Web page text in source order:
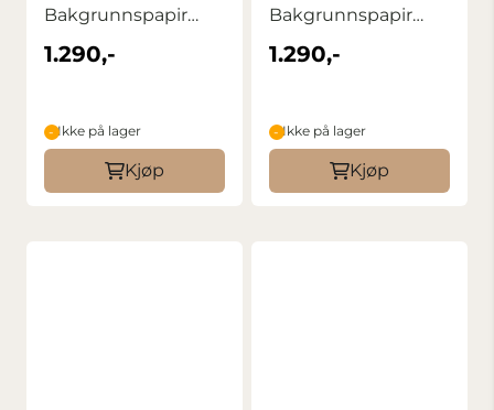
Bakgrunnspapir
2,72m x 11m Copper
1.290,-
Ikke på lager
Kjøp
Bakgrunnspapir
2,72m x 11m
Mandarin
1.290,-
Ikke på lager
Kjøp